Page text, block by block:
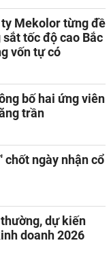
ty Mekolor từng đề
tốc độ cao Bắc
vốn tự có
bố hai ứng viên
trần
chốt ngày nhận cổ
dự kiến
doanh 2026